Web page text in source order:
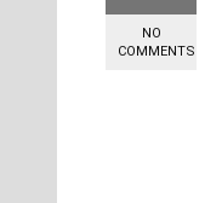
NO
COMMENTS